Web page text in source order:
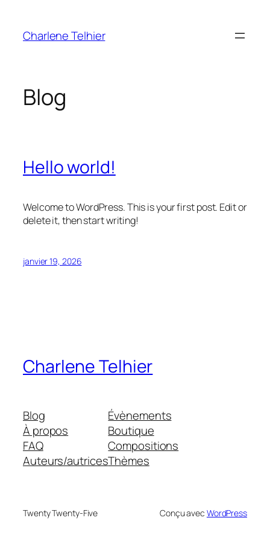
contenu
Charlene Telhier
Blog
Hello world!
Welcome to WordPress. This is your first post. Edit or
delete it, then start writing!
janvier 19, 2026
Charlene Telhier
Blog
À propos
FAQ
Auteurs/autrices
Évènements
Boutique
Compositions
Thèmes
Twenty Twenty-Five Conçu avec WordPress